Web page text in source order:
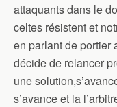
attaquants dans le
celtes résistent et
en parlant de portier
décide de relancer
une
s’avance et la